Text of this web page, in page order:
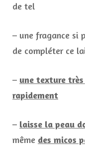
de tel
– une fragance si
de compléter ce
– une texture
rapidement
– laisse la peau
même des micos